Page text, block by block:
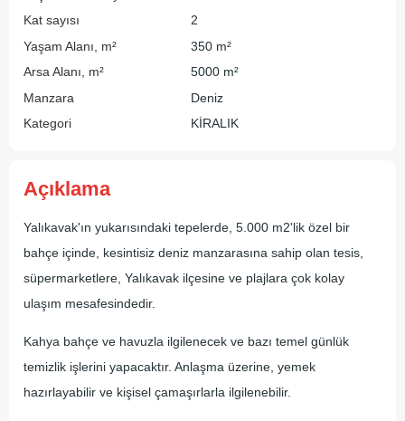
Kat sayısı
2
Yaşam Alanı, m²
350 m²
Arsa Alanı, m²
5000 m²
Manzara
Deniz
Kategori
KİRALIK
Açıklama
Yalıkavak'ın yukarısındaki tepelerde, 5.000 m2'lik özel bir
bahçe içinde, kesintisiz deniz manzarasına sahip olan tesis,
süpermarketlere, Yalıkavak ilçesine ve plajlara çok kolay
ulaşım mesafesindedir.
Kahya bahçe ve havuzla ilgilenecek ve bazı temel günlük
temizlik işlerini yapacaktır. Anlaşma üzerine, yemek
hazırlayabilir ve kişisel çamaşırlarla ilgilenebilir.